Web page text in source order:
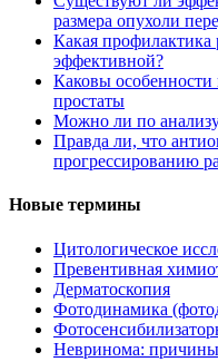
размера опухоли
Какая профилактика
эффективной?
Каковы особенности
простаты
Можно ли по анализу
Правда ли, что
прогрессированию
Новые термины
Цитологическое
Превентивная
Дерматоскопия
Фотодинамика
Невринома: